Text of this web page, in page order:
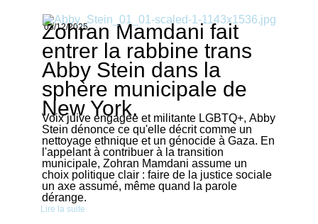
03/12/2025
Zohran Mamdani fait
entrer la rabbine trans
Abby Stein dans la
sphère municipale de
New York.
Voix juive engagée et militante LGBTQ+, Abby
Stein dénonce ce qu'elle décrit comme un
nettoyage ethnique et un génocide à Gaza. En
l'appelant à contribuer à la transition
municipale, Zohran Mamdani assume un
choix politique clair : faire de la justice sociale
un axe assumé, même quand la parole
dérange.
Lire la suite